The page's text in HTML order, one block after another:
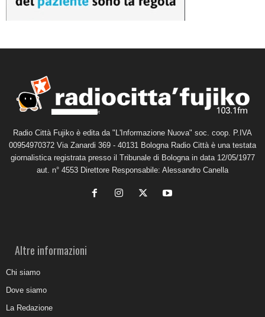
Radio Città Fujiko è edita da "L'Informazione Nuova" soc. coop. P.IVA
00954970372 Via Zanardi 369 - 40131 Bologna Radio Città è una testata
giornalistica registrata presso il Tribunale di Bologna in data 12/05/1977
aut. n° 4553 Direttore Responsabile: Alessandro Canella
Altre informazioni
Chi siamo
Dove siamo
La Redazione